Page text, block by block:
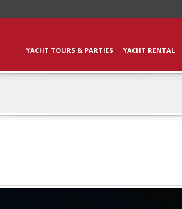
YACHT TOURS & PARTIES YACHT RENTAL